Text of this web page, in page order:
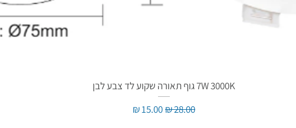
7W 3000K גוף תאורה שקוע לד צבע לבן
מחיר רגילמחיר מבצע